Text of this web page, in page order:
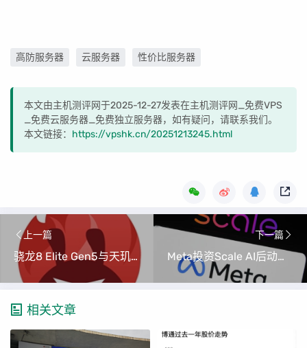
高防服务器 云服务器 性价比服务器
本文由主机测评网于2025-12-27发表在主机测评网_免费VPS
_免费云服务器_免费独立服务器，如有疑问，请联系我们。
本文链接： https://vpshk.cn/20251213245.html
上一篇
骁龙8 Elite Gen5与天玑9500：旗舰芯片性能与AI的革新
下一篇
Meta投资Scale AI后动荡：高管快速离职与数据质量争议
相关文章